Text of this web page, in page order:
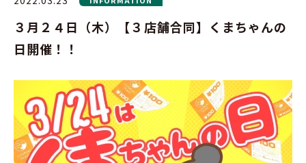
３月２４日（木）【３店舗合同】くまちゃんの
日開催！！